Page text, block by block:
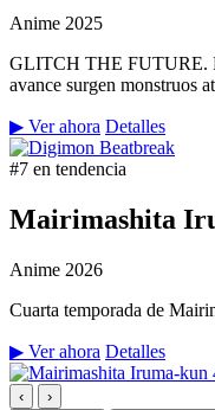
Anime 2025
GLITCH THE FUTURE. El
avance surgen monstruos
▶ Ver ahora Detalles
#7 en tendencia
Mairimashita
Anime 2026
Cuarta temporada de
▶ Ver ahora Detalles
‹
›